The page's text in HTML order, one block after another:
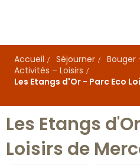
principal
Accueil
Séjourner
Bouger
Activités – Loisirs
Les Etangs d'Or - Parc Eco
Les Etangs
Loisirs de